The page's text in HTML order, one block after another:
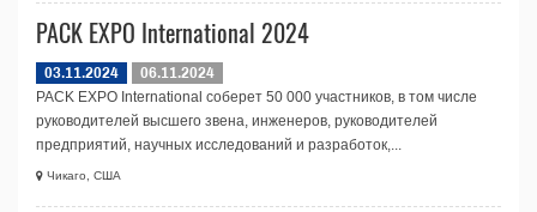
PACK EXPO International 2024
03.11.2024
06.11.2024
PACK EXPO International соберет 50 000 участников, в том числе
руководителей высшего звена, инженеров, руководителей
предприятий, научных исследований и разработок,...
Чикаго, США